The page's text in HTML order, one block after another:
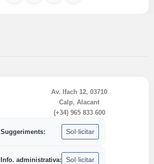
Av. Ifach 12, 03710
Calp, Alacant
(+34) 965 833 600
Suggeriments: Sol·licitar
Info. administrativa: Sol·licitar